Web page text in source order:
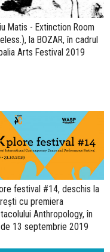
Matis - Extinction Room
la BOZAR, în cadrul
Arts Festival 2019
festival #14, deschis la
cu premiera
Anthropology, în
13 septembrie 2019